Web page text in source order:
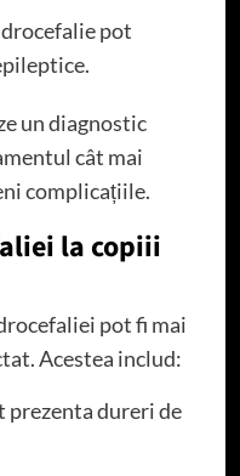
pot
un diagnostic
cât mai
complicațiile.
la copiii
pot fi mai
Acestea includ:
prezenta dureri de